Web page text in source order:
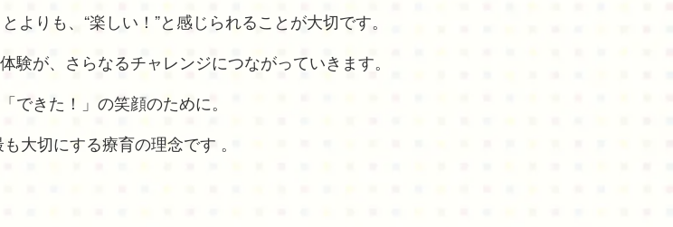
よりも、“楽しい！”と感じられることが大切です。
験が、さらなるチャレンジにつながっていきます。
できた！」の笑顔のために。
も大切にする療育の理念です 。